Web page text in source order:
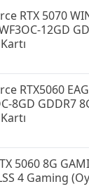
RTX 5070
12GD
RTX5060
8GD GDDR7
5060 8G
4 Gaming